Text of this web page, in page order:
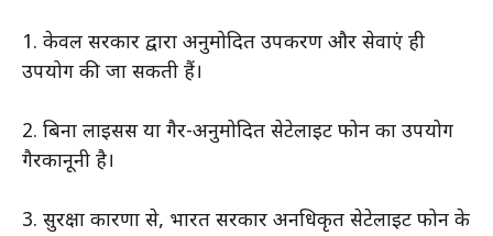
1. केवल सरकार द्वारा अनुमोदित उपकरण और सेवाएं ही
उपयोग की जा सकती हैं।
2. बिना लाइसेंस या गैर-अनुमोदित सेटेलाइट फोन का उपयोग
गैरकानूनी है।
3. सुरक्षा कारणों से, भारत सरकार अनधिकृत सेटेलाइट फोन के